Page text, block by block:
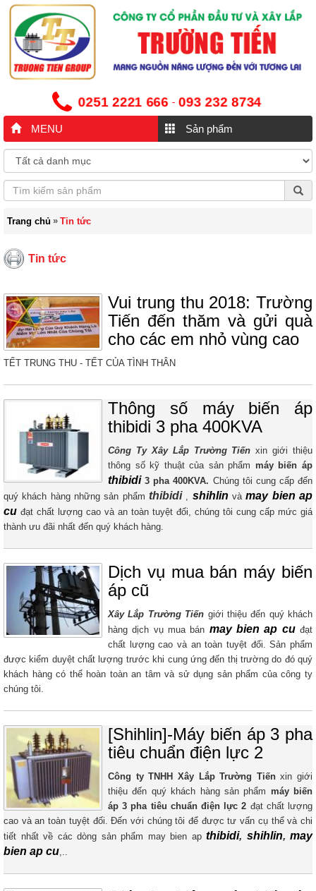
0251 2221 666 - 093 232 8734
MENU Sản phẩm
Trang chủ » Tin tức
Tin tức
Vui trung thu 2018: Trường
Tiến đến thăm và gửi quà
cho các em nhỏ vùng cao
TẾT TRUNG THU - TẾT CỦA TÌNH THÂN
Thông số máy biến áp
thibidi 3 pha 400KVA
Công Ty Xây Lắp Trường Tiến xin giới thiệu
thông số kỹ thuật của sản phẩm máy biến áp
thibidi3 pha 400KVA. Chúng tôi cung cấp đến
quý khách hàng những sản phẩm thibidi, shihlin vàmay bien ap
cu đạt chất lượng cao và an toàn tuyệt đối, chúng tôi cung cấp mức giá
thành ưu đãi nhất đến quý khách hàng.
Dịch vụ mua bán máy biến
áp cũ
Xây Lắp Trường Tiến giới thiệu đến quý khách
hàng dịch vụ mua bán may bien ap cuđạt
chất lượng cao và an toàn tuyệt đối. Sản phẩm
được kiểm duyệt chất lượng trước khi cung ứng đến thị trường do đó quý
khách hàng có thể hoàn toàn an tâm và sử dụng sản phẩm của công ty
chúng tôi.
[Shihlin]-Máy biến áp 3 pha
tiêu chuẩn điện lực 2
Công ty TNHH Xây Lắp Trường Tiếnxin giới
thiệu đến quý khách hàng sản phẩm máy biến
áp 3 pha tiêu chuẩn điện lực 2 đạt chất lượng
cao và an toàn tuyệt đối. Đến với chúng tôi để được tư vấn cụ thể và chi
tiết nhất về các dòng sản phẩm may bien ap thibidi, shihlin, may
bien ap cu